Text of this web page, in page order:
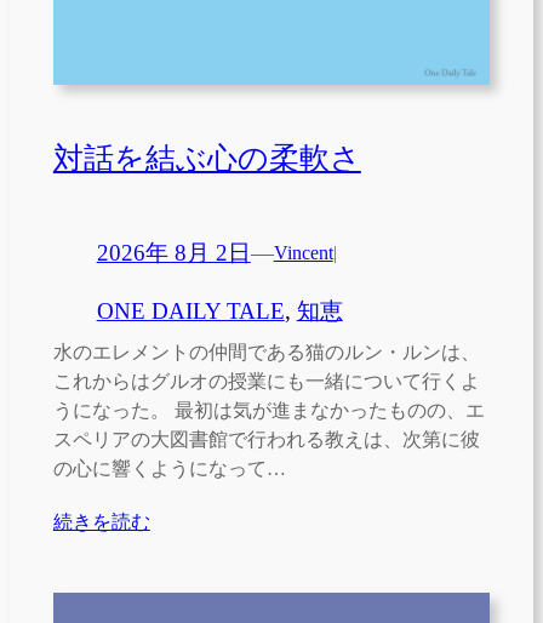
対話を結ぶ心の柔軟さ
2026年 8月 2日—Vincent|
ONE DAILY TALE, 知恵
水のエレメントの仲間である猫のルン・ルンは、
これからはグルオの授業にも一緒について行くよ
うになった。 最初は気が進まなかったものの、エ
スペリアの大図書館で行われる教えは、次第に彼
の心に響くようになって…
続きを読む